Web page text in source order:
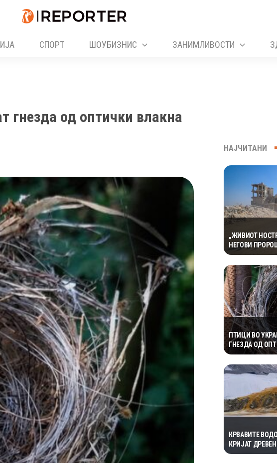
СПОРТ ШОУБИЗНИС ЗАНИМЛИВОСТИ
гнезда од оптички влакна
НАЈЧИТАНИ
„ЖИВИОТ
НЕГОВИ
ОСТВАРИЛЕ –
ПТИЦИ ВО
ГНЕЗДА ОД
ВОЕНИ
КРВАВИТЕ
КРИЈАТ
ЕКОСИСТЕМ